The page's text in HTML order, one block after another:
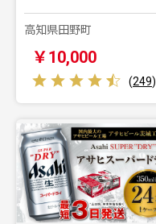
高知県田野町
￥10,000
(249)